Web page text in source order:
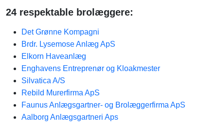
24 respektable brolæggere:
Det Grønne Kompagni
Brdr. Lysemose Anlæg ApS
Elkorn Haveanlæg
Enghavens Entreprenør og Kloakmester
Silvatica A/S
Rebild Murerfirma ApS
Faunus Anlægsgartner- og Brolæggerfirma ApS
Aalborg Anlægsgartneri Aps